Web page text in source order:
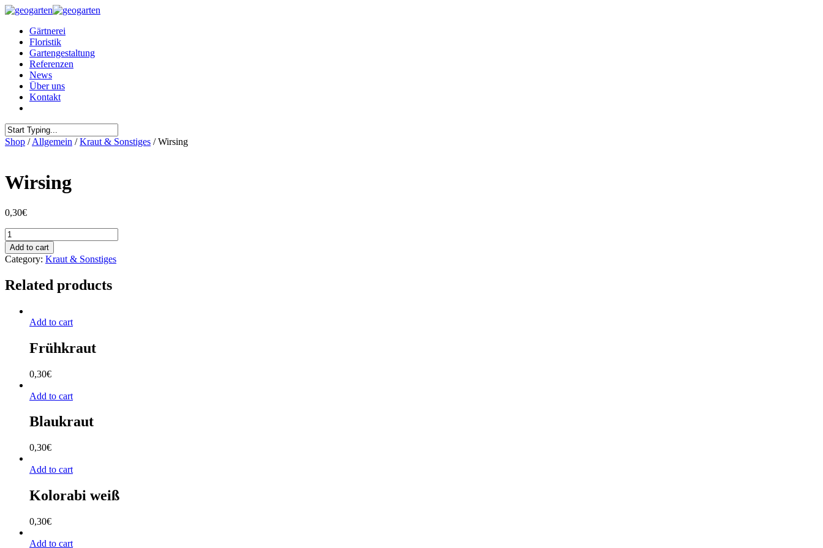
Gärtnerei
Floristik
Gartengestaltung
Referenzen
News
Über uns
Kontakt
Shop /Allgemein /Kraut & Sonstiges / Wirsing
Wirsing
0,30€
Wirsing
quantity
Add to cart
Category: Kraut & Sonstiges
Related products
Add to cart
Frühkraut
0,30€
Add to cart
Blaukraut
0,30€
Add to cart
Kolorabi weiß
0,30€
Add to cart